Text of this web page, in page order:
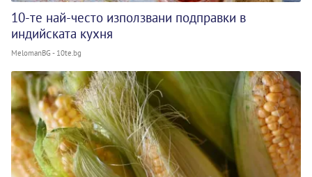
10-те най-често използвани подправки в
индийската кухня
MelomanBG - 10te.bg